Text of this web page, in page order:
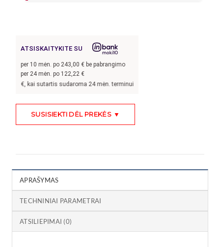
ATSISKAITYKITE SU
per 10 mėn. po 243,00 € be pabrangimo
per 24 mėn. po 122,22 €
€, kai sutartis sudaroma 24 mėn. terminui, metinė palūkanų norma –
SUSISIEKTI DĖL PREKĖS ▼
APRAŠYMAS
TECHNINIAI PARAMETRAI
ATSILIEPIMAI (0)